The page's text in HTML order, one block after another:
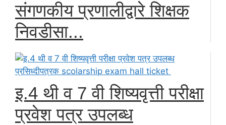
संगणकीय प्रणालीद्वारे शिक्षक
निवडीसा...
इ.4 थी व 7 वी शिष्यवृत्ती परीक्षा
प्रवेश पत्र उपलब्ध